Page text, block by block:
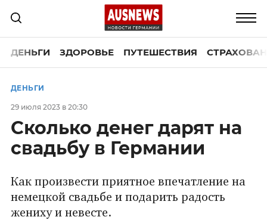
ДЕНЬГИ ЗДОРОВЬЕ ПУТЕШЕСТВИЯ
ДЕНЬГИ
29 июля 2023 в 20:30
Сколько денег дарят на
свадьбу в Германии
Как произвести приятное впечатление на
немецкой свадьбе и подарить радость
жениху и невесте.